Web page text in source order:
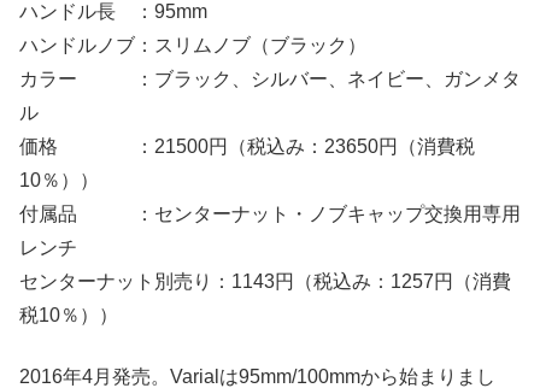
ハンドル長 ：95mm
ハンドルノブ：スリムノブ（ブラック）
カラー ：ブラック、シルバー、ネイビー、ガンメタ
ル
価格 ：21500円（税込み：23650円（消費税
10％））
付属品 ：センターナット・ノブキャップ交換用専用
レンチ
センターナット別売り：1143円（税込み：1257円（消費
税10％））
2016年4月発売。Varialは95mm/100mmから始まりまし